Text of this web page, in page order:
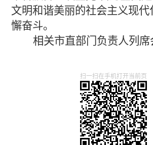
文明和谐美丽的社会主义现
懈奋斗。
相关市直部门负责人列席
扫一扫在手机打开当前页